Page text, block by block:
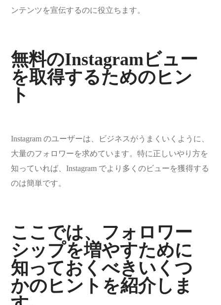
ンテンツを宣伝するのに役立ちます。
無料のInstagramビュー
を取得するためのヒン
ト
Instagram のユーザーは、ビジネスがうまくいくように、
大量のフォロワーを求めています。特に正しいやり方を
知っていれば、Instagram でより多くのビューを獲得する
のは簡単です。
ここでは、フォロワー
シップを増やすために
知っておくべきいくつ
かのヒントを紹介しま